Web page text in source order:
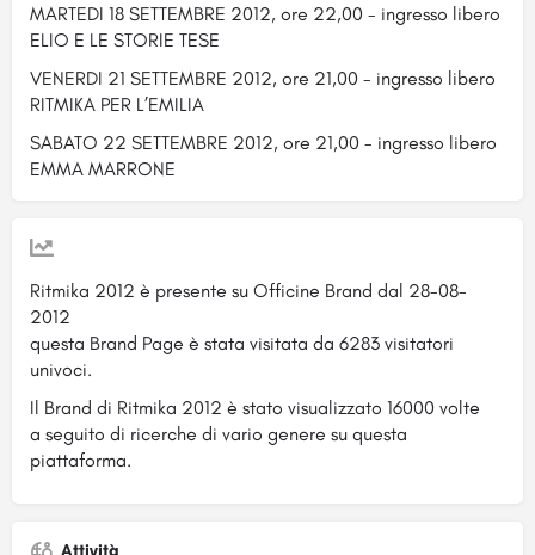
MARTEDI 18 SETTEMBRE 2012, ore 22,00 - ingresso libero
ELIO E LE STORIE TESE
VENERDI 21 SETTEMBRE 2012, ore 21,00 - ingresso libero
RITMIKA PER L’EMILIA
SABATO 22 SETTEMBRE 2012, ore 21,00 - ingresso libero
EMMA MARRONE
Ritmika 2012 è presente su Officine Brand dal 28-08-
2012
questa Brand Page è stata visitata da 6283 visitatori
univoci.
Il Brand di Ritmika 2012 è stato visualizzato 16000 volte
a seguito di ricerche di vario genere su questa
piattaforma.
Attività